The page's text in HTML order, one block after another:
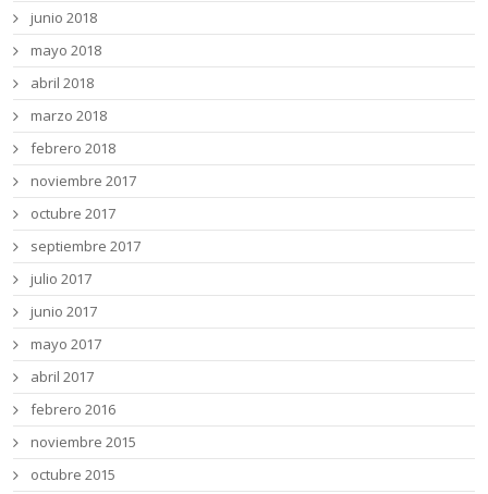
junio 2018
mayo 2018
abril 2018
marzo 2018
febrero 2018
noviembre 2017
octubre 2017
septiembre 2017
julio 2017
junio 2017
mayo 2017
abril 2017
febrero 2016
noviembre 2015
octubre 2015